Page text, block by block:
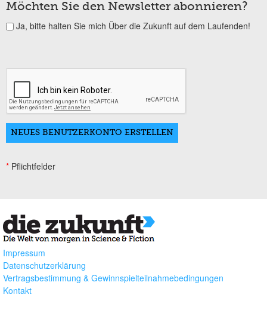
Möchten Sie den Newsletter abonnieren?
Ja, bitte halten Sie mich Über die Zukunft auf dem Laufenden!
* Pflichtfelder
Impressum
Datenschutzerklärung
Vertragsbestimmung & Gewinnspielteilnahmebedingungen
Kontakt